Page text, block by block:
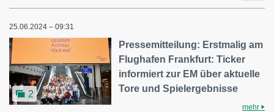
25.06.2024 – 09:31
2
Pressemitteilung: Erstmalig am
Flughafen Frankfurt: Ticker
informiert zur EM über aktuelle
Tore und Spielergebnisse
mehr